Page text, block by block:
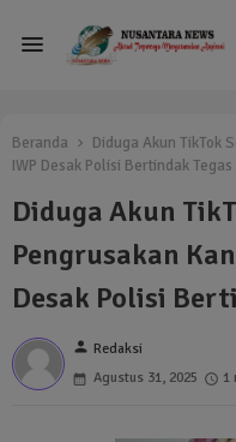
Beranda
Diduga Akun TikTok
IWP Desak Polisi Bertindak Tegas
Diduga Akun
Pengrusakan
Desak Polisi
person Redaksi
Agustus 31, 2025
1